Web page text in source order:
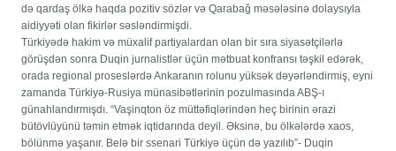
də qardaş ölkə haqda pozitiv sözlər və Qarabağ məsələsinə dolaysıyla
aidiyyəti olan fikirlər səsləndirmişdi.
Türkiyədə hakim və müxalif partiyalardan olan bir sıra siyasətçilərlə
görüşdən sonra Duqin jurnalistlər üçün mətbuat konfransı təşkil edərək,
orada regional proseslərdə Ankaranın rolunu yüksək dəyərləndirmiş, eyni
zamanda Türkiyə-Rusiya münasibətlərinin pozulmasında ABŞ-ı
günahlandırmışdı. “Vaşinqton öz müttəfiqlərindən heç birinin ərazi
bütövlüyünü təmin etmək iqtidarında deyil. Əksinə, bu ölkələrdə xaos,
bölünmə yaşanır. Belə bir ssenari Türkiyə üçün də yazılıb”- Duqin